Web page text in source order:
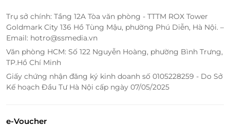
Các phòng được thiết kế hiện đại, đầy đủ tiện nghi
Bên cạnh đó, tại Sỏi Resort in Farm có rất nhiều hoạt
động trải nghiệm, vui chơi và học tập thú vị với
nhiều tiện ích phù hợp và các đoạt động thể thao
như: Bể bơi, giàn phun nước, sân tennis, sasuke… cho
tất cả mọi người.
Trụ sở chính: Tầng 12A Tòa văn phòng - TTTM ROX Tower
Goldmark City 136 Hồ Tùng Mậu, phường Phú Diễn, Hà Nội. –
Email: hotro@ssmedia.vn
Văn phòng HCM: Số 122 Nguyễn Hoàng, phường Bình Trưng,
TP.Hồ Chí Minh
Giấy chứng nhận đăng ký kinh doanh số 0105228259 - Do Sở
Kế hoạch Đầu Tư Hà Nội cấp ngày 07/05/2025
e-Voucher